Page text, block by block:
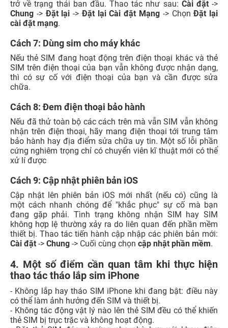
trở về trạng thái ban đầu. Thao tác như sau: Cài đặt->
Chung ->Đặt lại ->Đặt lại Cài đặt Mạng-> ChọnĐặt lại
cài đặt mạng.
Cách 7: Dùng sim cho máy khác
Nếu thẻ SIM đang hoạt động trên điện thoại khác và thẻ
SIM trên điện thoại của bạn vẫn không được nhận dạng,
thì có sự cố với điện thoại của bạn và cần được sửa
chữa.
Cách 8: Đem điện thoại bảo hành
Nếu đã thử toàn bộ các cách trên mà vẫn SIM vẫn không
nhận trên điện thoại, hãy mang điện thoại tới trung tâm
bảo hành hay địa điểm sửa chữa uy tin. Một số lỗi phần
cứng nghiêm trọng chỉ có chuyển viên kĩ thuật mới có thể
xử lí được
Cách 9: Cập nhật phiên bản iOS
Cập nhật lên phiên bản iOS mới nhất (nếu có) cũng là
một cách nhanh chóng để "khắc phục" sự cố mà bạn
đang gặp phải. Tình trạng không nhận SIM hay SIM
không hợp lệ thường xảy ra do liên quan đến phần mềm
thiết bị. Thao tác tiến hành cập nhập các phiên bản mới:
Cài đặt -> Chung -> Cuối cùng chọn cập nhật phần mềm.
4. Một số điểm cần quan tâm khi thực hiện
thao tác tháo lắp sim iPhone
- Không lắp hay tháo SIM iPhone khi đang bật: điều này
có thể làm ảnh hưởng đến SIM và thiết bị.
- Không tác động vật lý nào lên thẻ SIM đều có thể khiến
thẻ SIM bị trục trặc và không hoạt động.